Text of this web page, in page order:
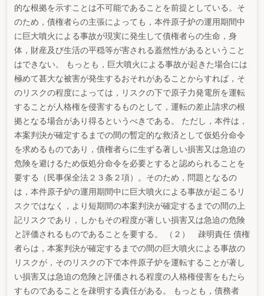
的な根拠を示すことは不可能であることを前提としている。そ
のため，債権者らの主張によっても，本件原子炉の運用期間中
に巨大噴火による事故が現実に発生して債権者らの生命，身
体，財産及び生活の平穏等が害される蓋然性があるということ
はできない。 もっとも，巨大噴火による事故が起きた場合には
極めて甚大な被害が発生するおそれがあることからすれば，そ
のリスクの程度によっては，リスクの下で原子力発電所を運転
することが人格権を侵害するものとして，運転の差止請求の根
拠となる場合があり得るというべきである。 ただし，本件は，
本案判決が確定するまでの間の暫定的な救済として仮処分命令
を求めるものであり，債権者らに生ずる著しい損害又は急迫の
危険を避けるため仮処分命令を必要とすると認められることを
要する（民事保全法２３条２項）。そのため，問題となるの
は，本件原子炉の運用期間中に巨大噴火による事故が起こるリ
スクではなく，より短期間の本案判決が確定するまでの間の上
記リスクであり，しかもその程度が著しい損害又は急迫の危険
と評価されるものであることを要する。 （２） 疎明責任 債権
者らは，本案判決が確定するまでの間の巨大噴火による事故の
リスクが，そのリスクの下で本件原子炉を運転することが著し
い損害又は急迫の危険と評価される程度の人格権侵害をもたら
すものであることを疎明する責任がある。 もっとも，債務者